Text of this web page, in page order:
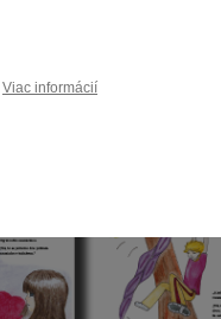
Viac informácií